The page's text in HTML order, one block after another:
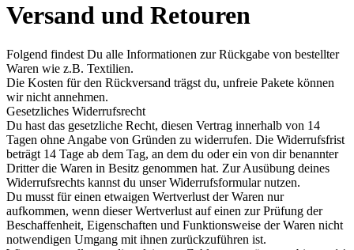
Versand und Retouren
Folgend findest Du alle Informationen zur Rückgabe von bestellter
Waren wie z.B. Textilien.
Die Kosten für den Rückversand trägst du, unfreie Pakete können
wir nicht annehmen.
Gesetzliches Widerrufsrecht
Du hast das gesetzliche Recht, diesen Vertrag innerhalb von 14
Tagen ohne Angabe von Gründen zu widerrufen. Die Widerrufsfrist
beträgt 14 Tage ab dem Tag, an dem du oder ein von dir benannter
Dritter die Waren in Besitz genommen hat. Zur Ausübung deines
Widerrufsrechts kannst du unser Widerrufsformular nutzen.
Du musst für einen etwaigen Wertverlust der Waren nur
aufkommen, wenn dieser Wertverlust auf einen zur Prüfung der
Beschaffenheit, Eigenschaften und Funktionsweise der Waren nicht
notwendigen Umgang mit ihnen zurückzuführen ist.